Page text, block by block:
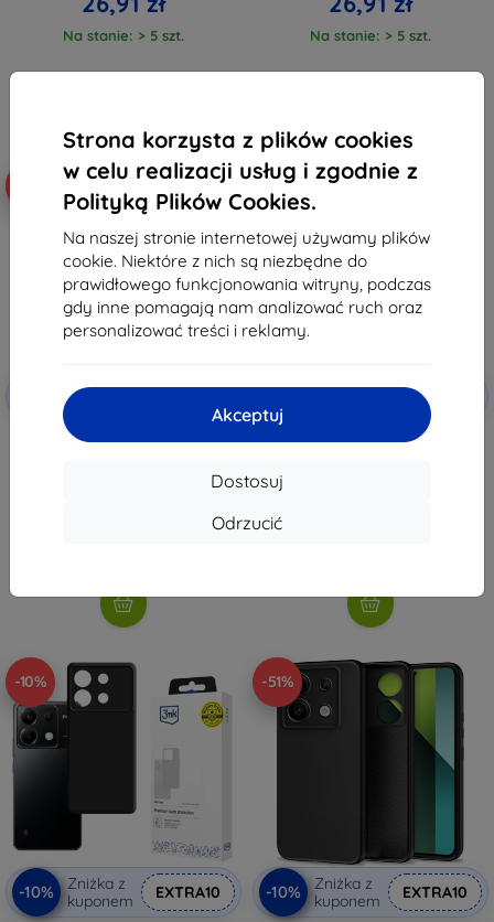
Strona korzysta z plików cookies
w celu realizacji usług i zgodnie z
Polityką Plików Cookies.
Na naszej stronie internetowej używamy plików
cookie. Niektóre z nich są niezbędne do
prawidłowego funkcjonowania witryny, podczas
gdy inne pomagają nam analizować ruch oraz
personalizować treści i reklamy.
Akceptuj
Dostosuj
Odrzucić
Na stanie: > 5 szt. Na stanie: > 5 szt.
Zniżka z
kuponem
Beline Magnetyczne Etui
-10%
Zniżka z
EXTRA10
TECH-PROTECT VELAR CAM+ etui
-10%
-10%
Zniżka z
kuponem
EXTRA10
-51%
-10%
Zniżka z
kuponem
EXTRA10